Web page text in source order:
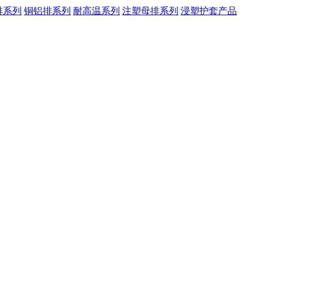
列 铜铝排系列 耐高温系列 注塑母排系列 浸塑护套产品